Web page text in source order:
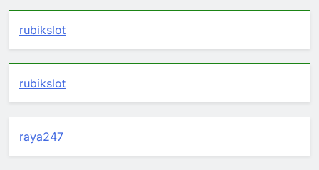
rubikslot
rubikslot
raya247